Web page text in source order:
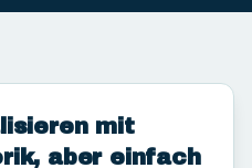
mit
aber einfach